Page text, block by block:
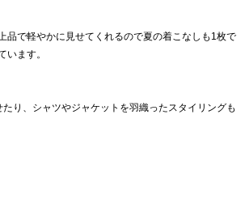
品で軽やかに見せてくれるので夏の着こなしも1枚で
います。
り、シャツやジャケットを羽織ったスタイリングも